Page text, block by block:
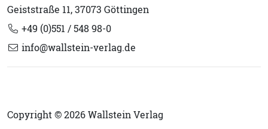
Geiststraße 11, 37073 Göttingen
+49 (0)551 / 548 98-0
info@wallstein-verlag.de
Copyright © 2026 Wallstein Verlag